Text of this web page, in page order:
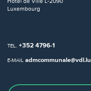
Luxembourg
TEL. +352 4796-1
E-MAIL admcommunale@vdl.lu